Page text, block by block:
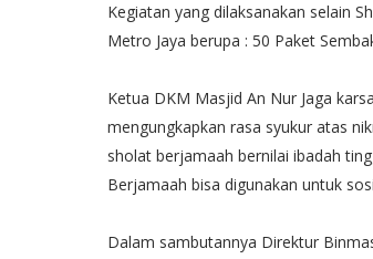
Kegiatan yang dilaksanakan selain
Metro Jaya berupa : 50 Paket
Ketua DKM Masjid An Nur Jaga
mengungkapkan rasa syukur atas
sholat berjamaah bernilai ibadah
Berjamaah bisa digunakan untuk
Dalam sambutannya Direktur